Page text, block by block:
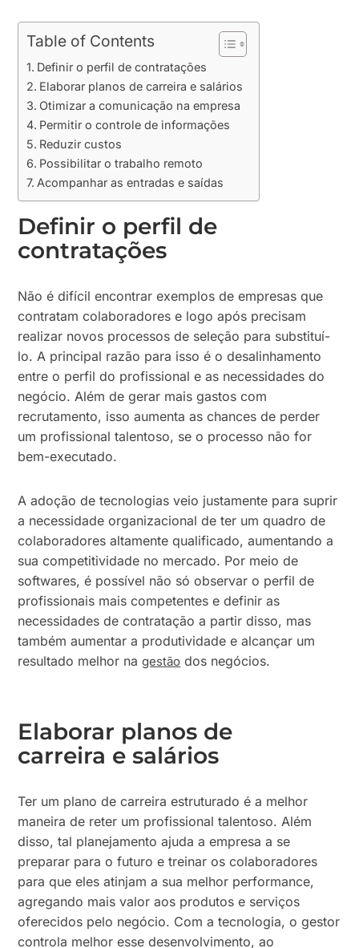
Table of Contents
Definir o perfil de contratações
Elaborar planos de carreira e salários
Otimizar a comunicação na empresa
Permitir o controle de informações
Reduzir custos
Possibilitar o trabalho remoto
Acompanhar as entradas e saídas
Definir o perfil de
contratações
Não é difícil encontrar exemplos de empresas que
contratam colaboradores e logo após precisam
realizar novos processos de seleção para substituí-
lo. A principal razão para isso é o desalinhamento
entre o perfil do profissional e as necessidades do
negócio. Além de gerar mais gastos com
recrutamento, isso aumenta as chances de perder
um profissional talentoso, se o processo não for
bem-executado.
A adoção de tecnologias veio justamente para suprir
a necessidade organizacional de ter um quadro de
colaboradores altamente qualificado, aumentando a
sua competitividade no mercado. Por meio de
softwares, é possível não só observar o perfil de
profissionais mais competentes e definir as
necessidades de contratação a partir disso, mas
também aumentar a produtividade e alcançar um
resultado melhor nagestão dos negócios.
Elaborar planos de
carreira e salários
Ter um plano de carreira estruturado é a melhor
maneira de reter um profissional talentoso. Além
disso, tal planejamento ajuda a empresa a se
preparar para o futuro e treinar os colaboradores
para que eles atinjam a sua melhor performance,
agregando mais valor aos produtos e serviços
oferecidos pelo negócio. Com a tecnologia, o gestor
controla melhor esse desenvolvimento, ao